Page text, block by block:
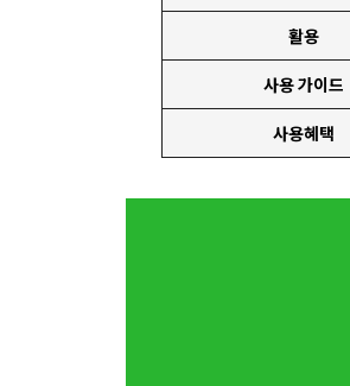
활용
사용 가이드
사용혜택